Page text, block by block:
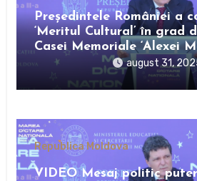
Preşedintele României a
‘Meritul Cultural’ în grad
Casei Memoriale ‘Alexei
august 31,
Republica Moldova
VIDEO Mesaj politic